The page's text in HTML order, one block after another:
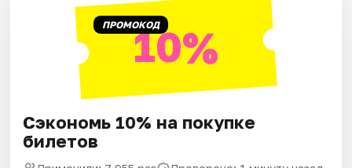
ПРОМОКОД10%
Сэкономь 10% на покупке
билетов